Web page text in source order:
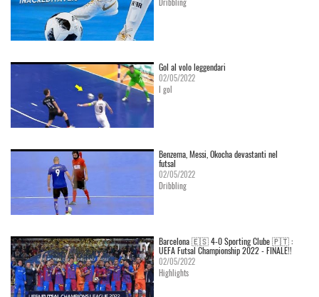
Gol al volo leggendari
02/05/2022
I gol
Benzema, Messi, Okocha devastanti nel
futsal
02/05/2022
Dribbling
Barcelona 🇪🇸 4-0 Sporting Clube 🇵🇹 :
UEFA Futsal Championship 2022 - FINALE!!
02/05/2022
Highlights